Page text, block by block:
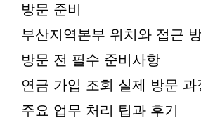
방문 준비
부산지역본부 위치와 접근
방문 전 필수 준비사항
연금 가입 조회 실제 방문 과
주요 업무 처리 팁과 후기